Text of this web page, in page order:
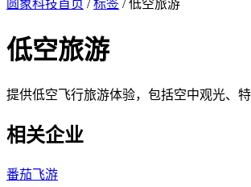
圆象科技首页 /标签 / 低空旅游
低空旅游
提供低空飞行旅游体验，包括空中观光、特
相关企业
番茄飞游